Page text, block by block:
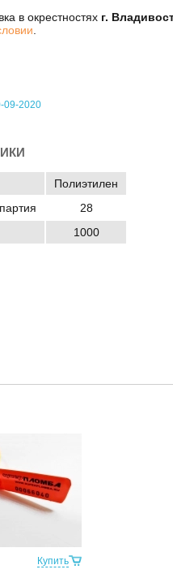
в окрестностях г.
2020
Полиэтилен
28
1000
Купить